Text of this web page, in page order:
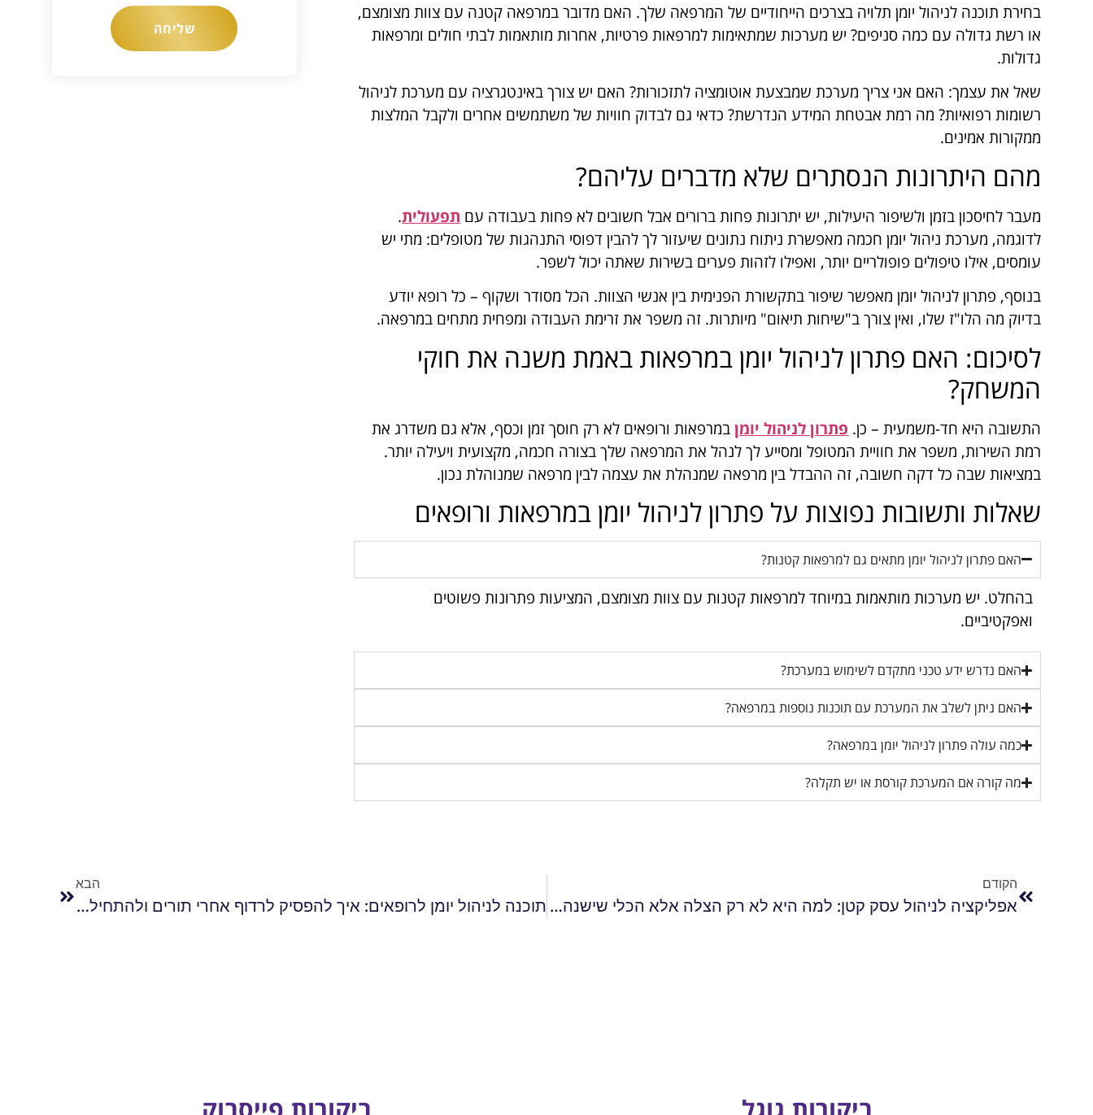
בחירת תוכנה לניהול יומן תלויה בצרכים הייחודיים של המרפאה שלך. האם מדובר במרפאה קטנה עם צוות מצומצם,
או רשת גדולה עם כמה סניפים? יש מערכות שמתאימות למרפאות פרטיות, אחרות מותאמות לבתי חולים ומרפאות
גדולות.
שאל את עצמך: האם אני צריך מערכת שמבצעת אוטומציה לתזכורות? האם יש צורך באינטגרציה עם מערכת לניהול
רשומות רפואיות? מה רמת אבטחת המידע הנדרשת? כדאי גם לבדוק חוויות של משתמשים אחרים ולקבל המלצות
ממקורות אמינים.
מהם היתרונות הנסתרים שלא מדברים עליהם?
מעבר לחיסכון בזמן ולשיפור היעילות, יש יתרונות פחות ברורים אבל חשובים לא פחות בעבודה עם תפעולית.
לדוגמה, מערכת ניהול יומן חכמה מאפשרת ניתוח נתונים שיעזור לך להבין דפוסי התנהגות של מטופלים: מתי יש
עומסים, אילו טיפולים פופולריים יותר, ואפילו לזהות פערים בשירות שאתה יכול לשפר.
בנוסף, פתרון לניהול יומן מאפשר שיפור בתקשורת הפנימית בין אנשי הצוות. הכל מסודר ושקוף – כל רופא יודע
בדיוק מה הלו"ז שלו, ואין צורך ב"שיחות תיאום" מיותרות. זה משפר את זרימת העבודה ומפחית מתחים במרפאה.
לסיכום: האם פתרון לניהול יומן במרפאות באמת משנה את חוקי
המשחק?
התשובה היא חד-משמעית – כן. פתרון לניהול יומןבמרפאות ורופאים לא רק חוסך זמן וכסף, אלא גם משדרג את
רמת השירות, משפר את חוויית המטופל ומסייע לך לנהל את המרפאה שלך בצורה חכמה, מקצועית ויעילה יותר.
במציאות שבה כל דקה חשובה, זה ההבדל בין מרפאה שמנהלת את עצמה לבין מרפאה שמנוהלת נכון.
שאלות ותשובות נפוצות על פתרון לניהול יומן במרפאות ורופאים
האם פתרון לניהול יומן מתאים גם למרפאות קטנות?
בהחלט. יש מערכות מותאמות במיוחד למרפאות קטנות עם צוות מצומצם, המציעות פתרונות פשוטים
ואפקטיביים.
האם נדרש ידע טכני מתקדם לשימוש במערכת?
האם ניתן לשלב את המערכת עם תוכנות נוספות במרפאה?
כמה עולה פתרון לניהול יומן במרפאה?
מה קורה אם המערכת קורסת או יש תקלה?
שליחה
הקודם
אפליקציה לניהול עסק קטן: למה היא לא רק הצלה אלא הכלי שישנה את כללי המשחק
הבא
תוכנה לניהול יומן לרופאים: איך להפסיק לרדוף אחרי תורים ולהתחיל לנהל מרפאה יעילה